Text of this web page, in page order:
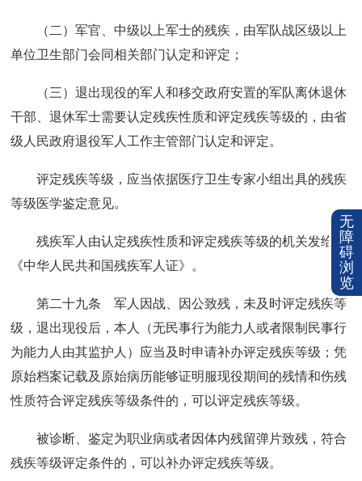
（二）军官、中级以上军士的残疾，由军队战区级以上
单位卫生部门会同相关部门认定和评定；
（三）退出现役的军人和移交政府安置的军队离休退休
干部、退休军士需要认定残疾性质和评定残疾等级的，由省
级人民政府退役军人工作主管部门认定和评定。
评定残疾等级，应当依据医疗卫生专家小组出具的残疾
等级医学鉴定意见。
残疾军人由认定残疾性质和评定残疾等级的机关发给
《中华人民共和国残疾军人证》。
第二十九条 军人因战、因公致残，未及时评定残疾等
级，退出现役后，本人（无民事行为能力人或者限制民事行
为能力人由其监护人）应当及时申请补办评定残疾等级；凭
原始档案记载及原始病历能够证明服现役期间的残情和伤残
性质符合评定残疾等级条件的，可以评定残疾等级。
被诊断、鉴定为职业病或者因体内残留弹片致残，符合
残疾等级评定条件的，可以补办评定残疾等级。
无
障
碍
浏
览